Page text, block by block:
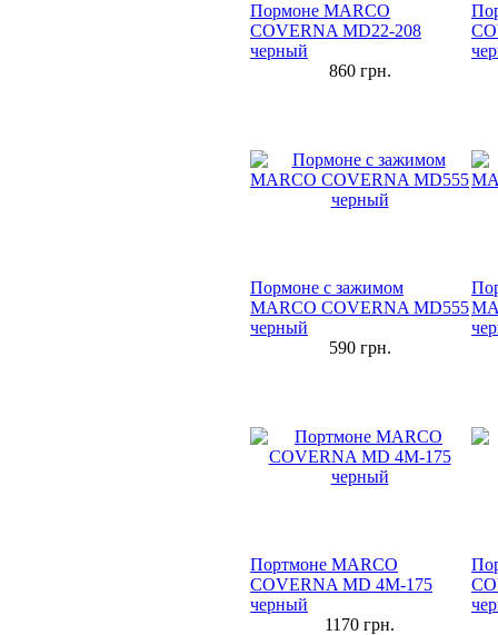
Пормоне MARCO
COVERNA MD22-208
черный
860грн.
Пормоне с зажимом
MARCO COVERNA MD555
черный
590грн.
Портмоне MARCO
COVERNA MD 4M-175
черный
1170 грн.